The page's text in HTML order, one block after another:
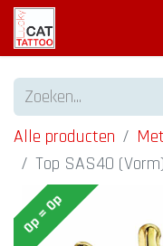
Alle producten
Top SAS40
Op = Op